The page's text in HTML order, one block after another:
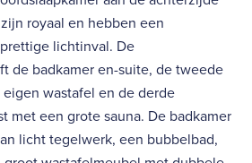
royaal en hebben een
lichtinval. De
de badkamer en-suite, de tweede
wastafel en de derde
met een grote sauna. De badkamer
licht tegelwerk, een bubbelbad,